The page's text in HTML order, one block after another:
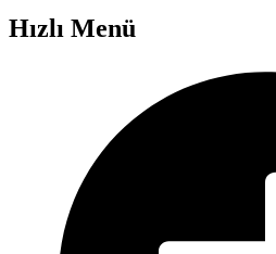
Hızlı Menü